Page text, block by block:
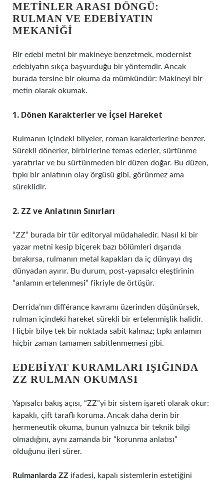
METINLER ARASI DÖNGÜ:
RULMAN VE EDEBIYATIN
MEKANIĞI
Bir edebi metni bir makineye benzetmek, modernist
edebiyatın sıkça başvurduğu bir yöntemdir. Ancak
burada tersine bir okuma da mümkündür: Makineyi bir
metin olarak okumak.
1. Dönen Karakterler ve İçsel Hareket
Rulmanın içindeki bilyeler, roman karakterlerine benzer.
Sürekli dönerler, birbirlerine temas ederler, sürtünme
yaratırlar ve bu sürtünmeden bir düzen doğar. Bu düzen,
tıpkı bir anlatının olay örgüsü gibi, görünmez ama
süreklidir.
2. ZZ ve Anlatının Sınırları
“ZZ” burada bir tür editoryal müdahaledir. Nasıl ki bir
yazar metni kesip biçerek bazı bölümleri dışarıda
bırakırsa, rulmanın metal kapakları da iç dünyayı dış
dünyadan ayırır. Bu durum, post-yapısalcı eleştirinin
“anlamın ertelenmesi” fikriyle de örtüşür.
Derrida’nın différance kavramı üzerinden düşünürsek,
rulman içindeki hareket sürekli bir ertelenmişlik halidir.
Hiçbir bilye tek bir noktada sabit kalmaz; tıpkı anlamın
hiçbir zaman tamamen sabitlenmemesi gibi.
EDEBIYAT KURAMLARI IŞIĞINDA
ZZ RULMAN OKUMASI
Yapısalcı bakış açısı, “ZZ”yi bir sistem işareti olarak okur:
kapaklı, çift taraflı koruma. Ancak daha derin bir
hermeneutik okuma, bunun yalnızca bir teknik bilgi
olmadığını, aynı zamanda bir “korunma anlatısı”
olduğunu ileri sürer.
Rulmanlarda ZZ ifadesi, kapalı sistemlerin estetiğini